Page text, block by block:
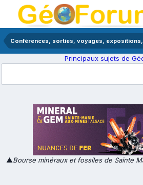
Conférences, sorties, voyages,
Principaux sujets de
▲Bourse minéraux et fossiles de Sainte